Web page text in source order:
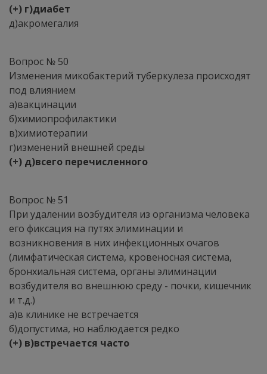
(+) г)диабет
д)акромегалия
Вопрос № 50
Изменения микобактерий туберкулеза происходят
под влиянием
а)вакцинации
б)химиопрофилактики
в)химиотерапии
г)изменений внешней среды
(+) д)всего перечисленного
Вопрос № 51
При удалении возбудителя из организма человека
его фиксация на путях элиминации и
возникновения в них инфекционных очагов
(лимфатическая система, кровеносная система,
бронхиальная система, органы элиминации
возбудителя во внешнюю среду - почки, кишечник
и т.д.)
а)в клинике не встречается
б)допустима, но наблюдается редко
(+) в)встречается часто